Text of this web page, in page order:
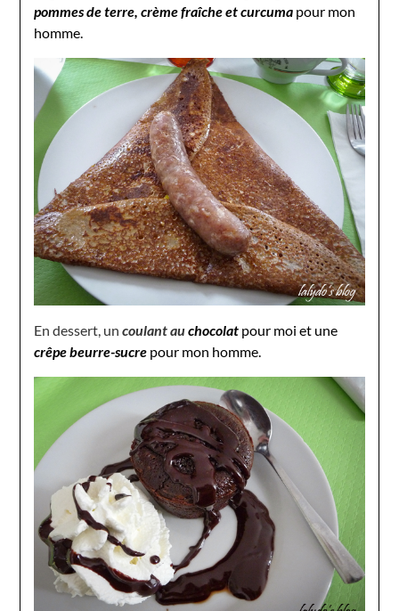
pommes de terre, crème fraîche et curcuma pour mon
homme.
En dessert, uncoulant auchocolat pour moi et une
crêpe beurre-sucre pour mon homme.